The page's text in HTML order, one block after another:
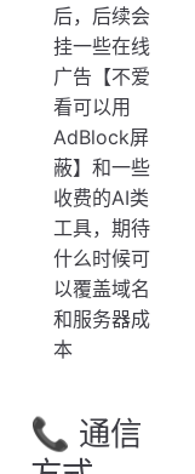
后，后续会
挂一些在线
广告【不爱
看可以用
AdBlock屏
蔽】和一些
收费的AI类
工具，期待
什么时候可
以覆盖域名
和服务器成
本
📞 通信